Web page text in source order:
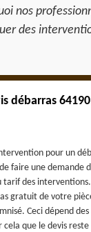
nos
des
débarras 64190
pour un
faire une demande
tarif des
gratuit de votre
Ceci dépend
cela que le devis